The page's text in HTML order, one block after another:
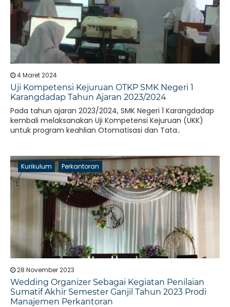
4 Maret 2024
Uji Kompetensi Kejuruan OTKP SMK Negeri 1
Karangdadap Tahun Ajaran 2023/2024
Pada tahun ajaran 2023/2024, SMK Negeri 1 Karangdadap
kembali melaksanakan Uji Kompetensi Kejuruan (UKK)
untuk program keahlian Otomatisasi dan Tata..
Kurikulum Perkantoran
28 November 2023
Wedding Organizer Sebagai Kegiatan Penilaian
Sumatif Akhir Semester Ganjil Tahun 2023 Prodi
Manajemen Perkantoran